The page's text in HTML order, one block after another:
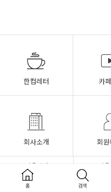
한컵레터 카
회사소개 회원
이용안내 이
홈 검색